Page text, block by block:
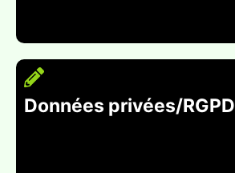
Données privées/RGPD